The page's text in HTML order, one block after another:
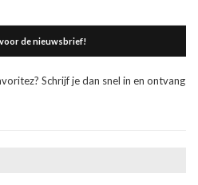
de nieuwsbrief!
Schrijf je dan snel in en ontvang